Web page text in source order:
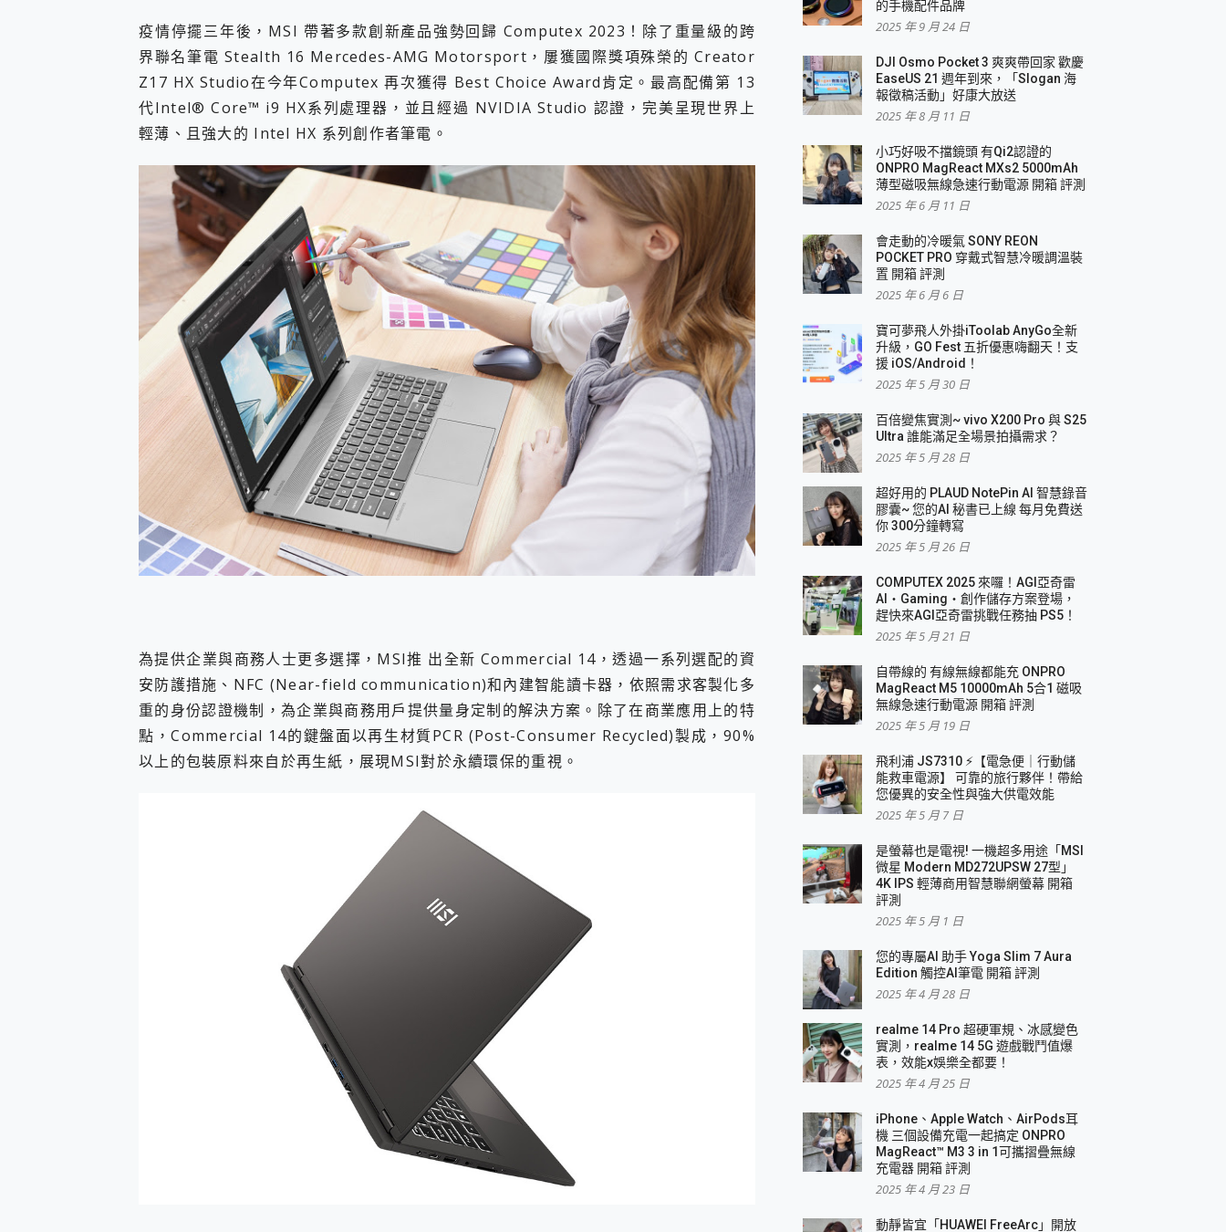
疫情停擺三年後，MSI 帶著多款創新產品強勢回歸 Computex 2023！除了重量級的跨
界聯名筆電 Stealth 16 Mercedes-AMG Motorsport，屢獲國際獎項殊榮的 Creator
Z17 HX Studio在今年Computex 再次獲得 Best Choice Award肯定。最高配備第 13
代Intel® Core™ i9 HX系列處理器，並且經過 NVIDIA Studio 認證，完美呈現世界上
輕薄、且強大的 Intel HX 系列創作者筆電。
為提供企業與商務人士更多選擇，MSI推 出全新 Commercial 14，透過一系列選配的資
安防護措施、NFC (Near-field communication)和內建智能讀卡器，依照需求客製化多
重的身份認證機制，為企業與商務用戶提供量身定制的解決方案。除了在商業應用上的特
點，Commercial 14的鍵盤面以再生材質PCR (Post-Consumer Recycled)製成，90%
以上的包裝原料來自於再生紙，展現MSI對於永續環保的重視。
的手機配件品牌
2025 年 9 月 24 日
DJI Osmo Pocket 3 爽爽帶回家 歡慶
EaseUS 21 週年到來，「Slogan 海
報徵稿活動」好康大放送
2025 年 8 月 11 日
小巧好吸不擋鏡頭 有Qi2認證的
ONPRO MagReact MXs2 5000mAh
薄型磁吸無線急速行動電源 開箱 評測
2025 年 6 月 11 日
會走動的冷暖氣 SONY REON
POCKET PRO 穿戴式智慧冷暖調溫裝
置 開箱 評測
2025 年 6 月 6 日
寶可夢飛人外掛iToolab AnyGo全新
升級，GO Fest 五折優惠嗨翻天！支
援 iOS/Android！
2025 年 5 月 30 日
百倍變焦實測~ vivo X200 Pro 與 S25
Ultra 誰能滿足全場景拍攝需求？
2025 年 5 月 28 日
超好用的 PLAUD NotePin AI 智慧錄音
膠囊~ 您的AI 秘書已上線 每月免費送
你 300分鐘轉寫
2025 年 5 月 26 日
COMPUTEX 2025 來囉！AGI亞奇雷
AI・Gaming・創作儲存方案登場，
趕快來AGI亞奇雷挑戰任務抽 PS5！
2025 年 5 月 21 日
自帶線的 有線無線都能充 ONPRO
MagReact M5 10000mAh 5合1 磁吸
無線急速行動電源 開箱 評測
2025 年 5 月 19 日
飛利浦 JS7310 ⚡【電急便｜行動儲
能救車電源】 可靠的旅行夥伴！帶給
您優異的安全性與強大供電效能
2025 年 5 月 7 日
是螢幕也是電視! 一機超多用途「MSI
微星 Modern MD272UPSW 27型」
4K IPS 輕薄商用智慧聯網螢幕 開箱
評測
2025 年 5 月 1 日
您的專屬AI 助手 Yoga Slim 7 Aura
Edition 觸控AI筆電 開箱 評測
2025 年 4 月 28 日
realme 14 Pro 超硬軍規、冰感變色
實測，realme 14 5G 遊戲戰鬥值爆
表，效能x娛樂全都要！
2025 年 4 月 25 日
iPhone、Apple Watch、AirPods耳
機 三個設備充電一起搞定 ONPRO
MagReact™ M3 3 in 1可攜摺疊無線
充電器 開箱 評測
2025 年 4 月 23 日
動靜皆宜「HUAWEI FreeArc」開放